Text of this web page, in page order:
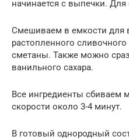
начинается с выпечки. Для
Смешиваем в емкости для
растопленного сливочного
сметаны. Также можно
ванильного сахара.
Все ингредиенты сбиваем
скорости около 3-4 минут.
В готовый однородный